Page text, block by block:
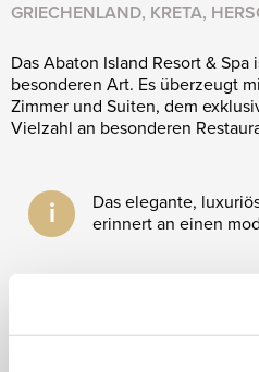
GRIECHENLAND, KRETA,
Das Abaton Island Resort &
besonderen Art. Es überzeugt
Zimmer und Suiten, dem
Vielzahl an besonderen
i
Das elegante,
erinnert an einen